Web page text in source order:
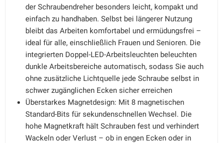
der Schraubendreher besonders leicht, kompakt und
einfach zu handhaben. Selbst bei längerer Nutzung
bleibt das Arbeiten komfortabel und ermüdungsfrei –
ideal für alle, einschließlich Frauen und Senioren. Die
integrierten Doppel-LED-Arbeitsleuchten beleuchten
dunkle Arbeitsbereiche automatisch, sodass Sie auch
ohne zusätzliche Lichtquelle jede Schraube selbst in
schwer zugänglichen Ecken sicher erreichen
Überstarkes Magnetdesign: Mit 8 magnetischen
Standard-Bits für sekundenschnellen Wechsel. Die
hohe Magnetkraft hält Schrauben fest und verhindert
Wackeln oder Verlust – ob in engen Ecken oder in